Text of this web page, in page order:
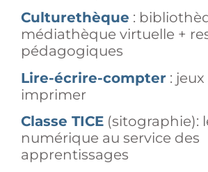
Culturethèque :
médiathèque virtuelle +
pédagogiques
Lire-écrire-compter :
imprimer
Classe TICE (sitographie):
numérique au service des
apprentissages